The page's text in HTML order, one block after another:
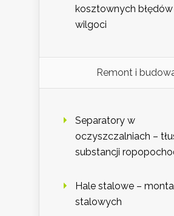
kosztownych
wilgoci
Remont i
Separatory w
oczyszczalniach –
substancji
Hale stalowe –
stalowych